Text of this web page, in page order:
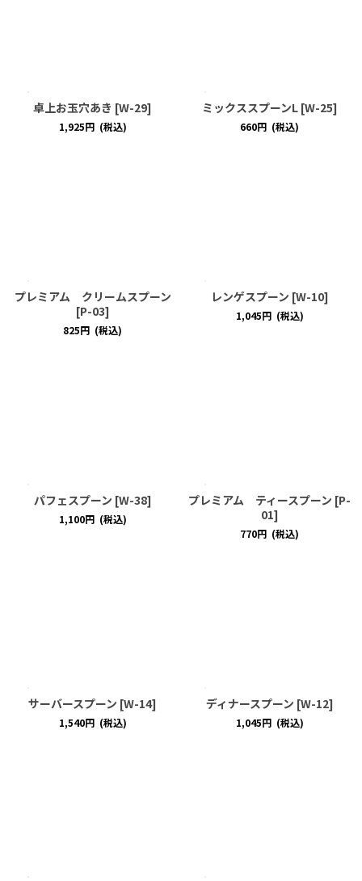
卓上お玉穴あき [W-29]
1,925円 (税込)
ミックススプーンL [W-25]
660円 (税込)
プレミアム クリームスプーン
[P-03]
825円 (税込)
レンゲスプーン [W-10]
1,045円 (税込)
パフェスプーン [W-38]
1,100円 (税込)
プレミアム ティースプーン [P-
01]
770円 (税込)
サーバースプーン [W-14]
1,540円 (税込)
ディナースプーン [W-12]
1,045円 (税込)